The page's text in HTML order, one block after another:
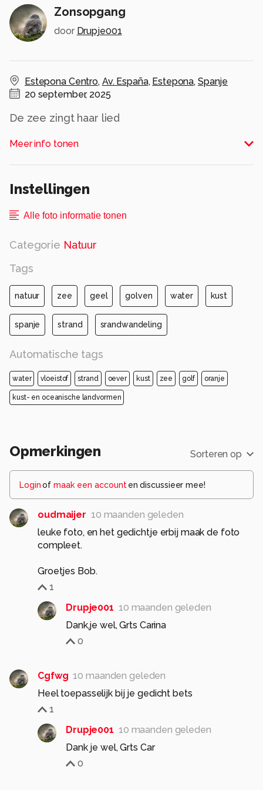
Zonsopgang
door Drupje001
Estepona Centro, Av. España, Estepona, Spanje
20 september, 2025
De zee zingt haar lied
tot ze breken
op het strand.
bespeelt de sporen
in het zand.
Alle rechten voorbehouden
Meer info tonen
Instellingen
Alle foto informatie tonen
Categorie Natuur
Tags
natuur zee geel golven water kust
spanje strand srandwandeling
Automatische tags
water vloeistof strand oever kust zee golf oranje
kust- en oceanische landvormen
Opmerkingen Sorteren op
Loginof maak een account en discussieer mee!
oudmaijer 10 maanden geleden
leuke foto, en het gedichtje erbij maak de foto
compleet.
Groetjes Bob.
1
Drupje001 10 maanden geleden
Dank,je wel, Grts Carina
0
Cgfwg 10 maanden geleden
Heel toepasselijk bij je gedicht bets
1
Drupje001 10 maanden geleden
Dank je wel, Grts Car
0